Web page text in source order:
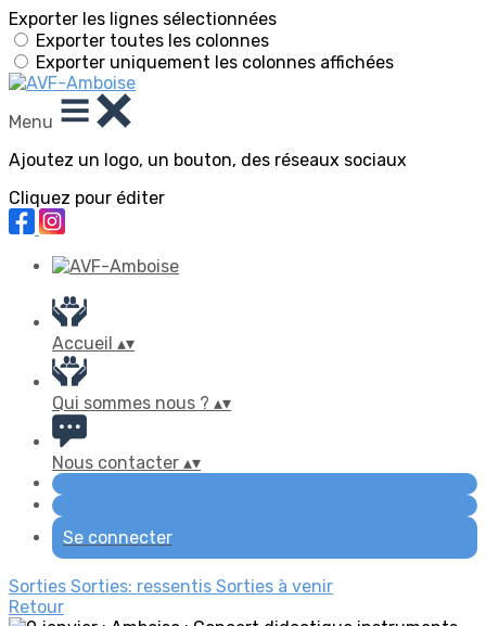
Exporter les lignes sélectionnées
Exporter toutes les colonnes
Exporter uniquement les colonnes affichées
Menu
Ajoutez un logo, un bouton, des réseaux sociaux
Cliquez pour éditer
Accueil ▴▾
Qui sommes nous ? ▴▾
Nous contacter ▴▾
Se connecter
Sorties Sorties: ressentis Sorties à venir
Retour